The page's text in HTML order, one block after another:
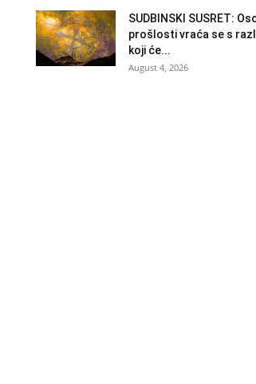
SUDBINSKI SUSRET:
prošlosti vraća se s
koji će...
August 4, 2026